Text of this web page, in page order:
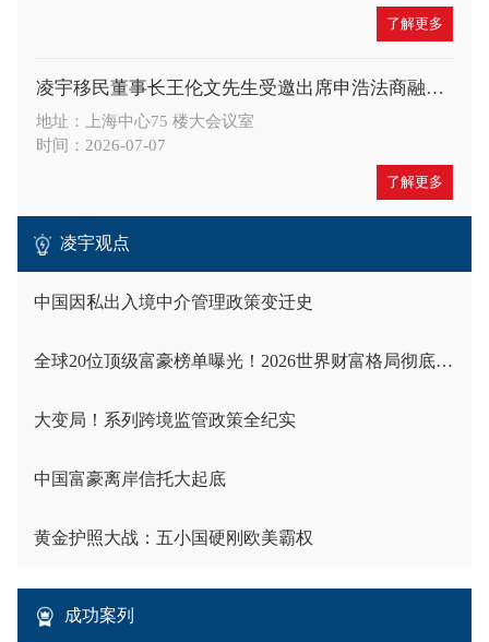
了解更多
凌宇移民董事长王伦文先生受邀出席申浩法商融合论坛，深度解读 CRS 与税务合规新趋势
地址：上海中心75 楼大会议室
时间：2026-07-07
了解更多
凌宇观点
中国因私出入境中介管理政策变迁史
全球20位顶级富豪榜单曝光！2026世界财富格局彻底洗牌
大变局！系列跨境监管政策全纪实
中国富豪离岸信托大起底
黄金护照大战：五小国硬刚欧美霸权
成功案列